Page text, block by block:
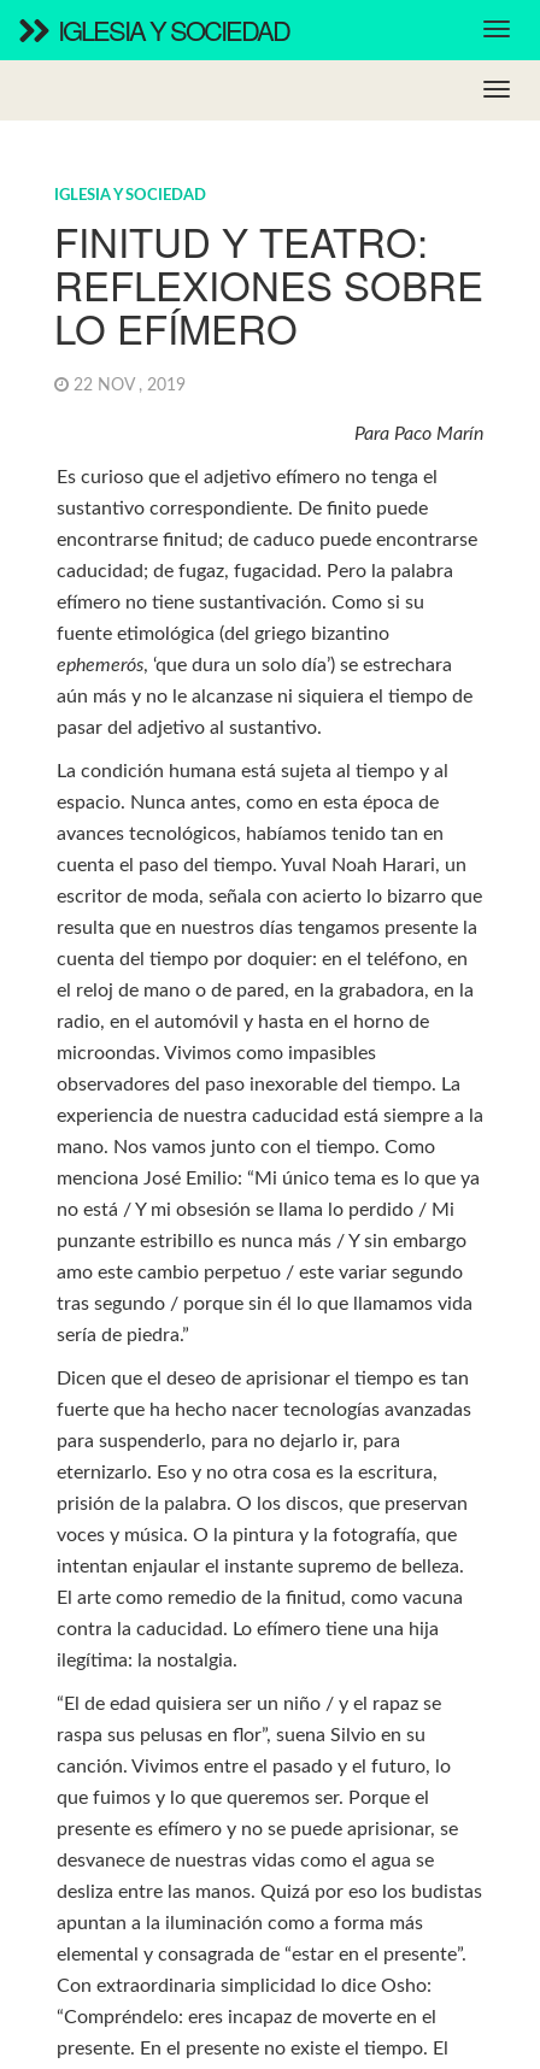
IGLESIA Y SOCIEDAD
IGLESIA Y SOCIEDAD
FINITUD Y TEATRO:
REFLEXIONES SOBRE
LO EFÍMERO
22 NOV , 2019
Para Paco Marín
Es curioso que el adjetivo efímero no tenga el
sustantivo correspondiente. De finito puede
encontrarse finitud; de caduco puede encontrarse
caducidad; de fugaz, fugacidad. Pero la palabra
efímero no tiene sustantivación. Como si su
fuente etimológica (del griego bizantino
ephemerós, ‘que dura un solo día’) se estrechara
aún más y no le alcanzase ni siquiera el tiempo de
pasar del adjetivo al sustantivo.
La condición humana está sujeta al tiempo y al
espacio. Nunca antes, como en esta época de
avances tecnológicos, habíamos tenido tan en
cuenta el paso del tiempo. Yuval Noah Harari, un
escritor de moda, señala con acierto lo bizarro que
resulta que en nuestros días tengamos presente la
cuenta del tiempo por doquier: en el teléfono, en
el reloj de mano o de pared, en la grabadora, en la
radio, en el automóvil y hasta en el horno de
microondas. Vivimos como impasibles
observadores del paso inexorable del tiempo. La
experiencia de nuestra caducidad está siempre a la
mano. Nos vamos junto con el tiempo. Como
menciona José Emilio: “Mi único tema es lo que ya
no está / Y mi obsesión se llama lo perdido / Mi
punzante estribillo es nunca más / Y sin embargo
amo este cambio perpetuo / este variar segundo
tras segundo / porque sin él lo que llamamos vida
sería de piedra.”
Dicen que el deseo de aprisionar el tiempo es tan
fuerte que ha hecho nacer tecnologías avanzadas
para suspenderlo, para no dejarlo ir, para
eternizarlo. Eso y no otra cosa es la escritura,
prisión de la palabra. O los discos, que preservan
voces y música. O la pintura y la fotografía, que
intentan enjaular el instante supremo de belleza.
El arte como remedio de la finitud, como vacuna
contra la caducidad. Lo efímero tiene una hija
ilegítima: la nostalgia.
“El de edad quisiera ser un niño / y el rapaz se
raspa sus pelusas en flor”, suena Silvio en su
canción. Vivimos entre el pasado y el futuro, lo
que fuimos y lo que queremos ser. Porque el
presente es efímero y no se puede aprisionar, se
desvanece de nuestras vidas como el agua se
desliza entre las manos. Quizá por eso los budistas
apuntan a la iluminación como a forma más
elemental y consagrada de “estar en el presente”.
Con extraordinaria simplicidad lo dice Osho:
“Compréndelo: eres incapaz de moverte en el
presente. En el presente no existe el tiempo. El